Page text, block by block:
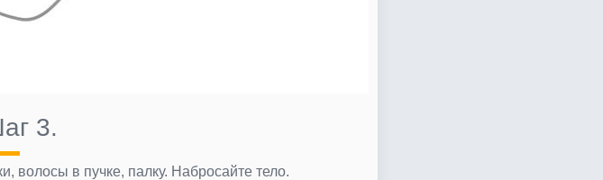
3.
волосы в пучке, палку. Набросайте тело.